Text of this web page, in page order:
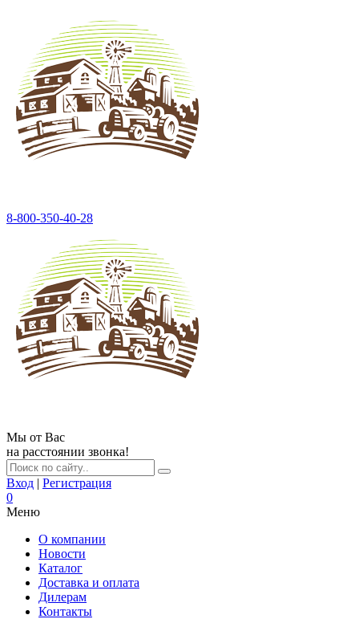
8-800-350-40-28
Мы от Вас
на расстоянии звонка!
Вход | Регистрация
0
Меню
О компании
Новости
Каталог
Доставка и оплата
Дилерам
Контакты